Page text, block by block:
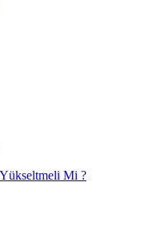
Yükseltmeli Mi ?